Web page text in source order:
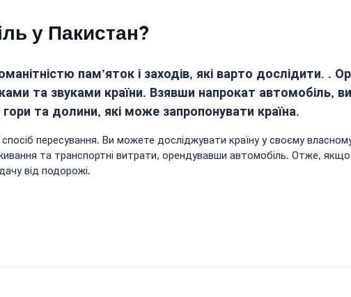
у Пакистан?
пам’яток і заходів, які варто дослідити. .
та звуками країни. Взявши напрокат автомобіль,
та долини, які може запропонувати країна.
пересування. Ви можете досліджувати країну у своєму
та транспортні витрати, орендувавши автомобіль. Отже,
від подорожі.